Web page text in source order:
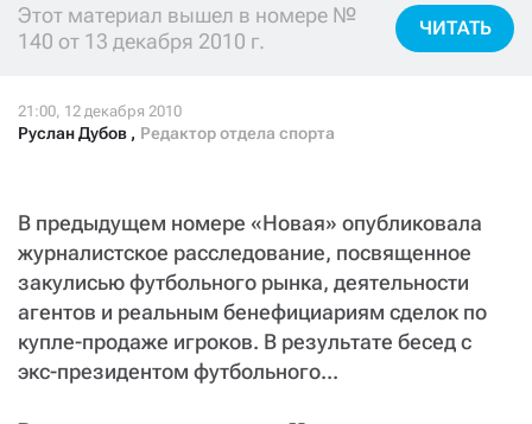
Этот материал вышел в номере №
140 от 13 декабря 2010 г.
ЧИТАТЬ
Руслан Дубов , Редактор отдела спорта
В предыдущем номере «Новая» опубликовала
журналистское расследование, посвященное
закулисью футбольного рынка, деятельности
агентов и реальным бенефициариям сделок по
купле-продаже игроков. В результате бесед с
экс-президентом футбольного...
Нажимая кнопку «Стать соучастником»,
я принимаю условия и подтверждаю свое гражданство РФ
Если у вас есть вопросы, пишите donate@novayagazeta.ru
звоните:
+7 (929) 612-03-68